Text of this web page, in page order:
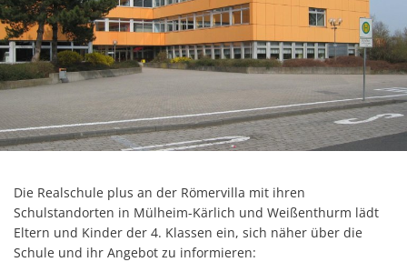
Die Realschule plus an der Römervilla mit ihren
Schulstandorten in Mülheim-Kärlich und Weißenthurm lädt
Eltern und Kinder der 4. Klassen ein, sich näher über die
Schule und ihr Angebot zu informieren: